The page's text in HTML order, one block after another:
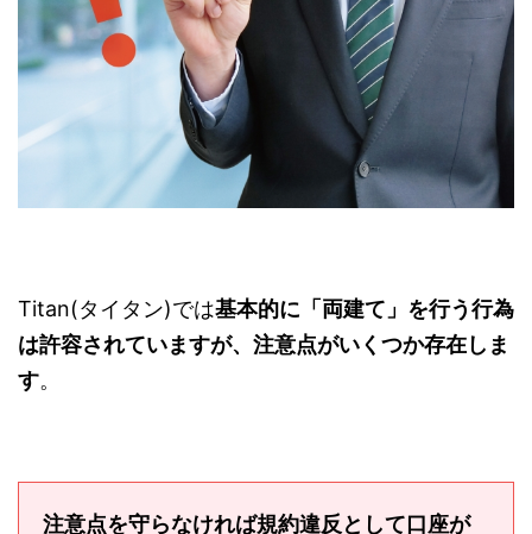
Titan(タイタン)では基本的に「両建て」を行う行為
は許容されていますが、注意点がいくつか存在しま
す。
注意点を守らなければ規約違反として口座が